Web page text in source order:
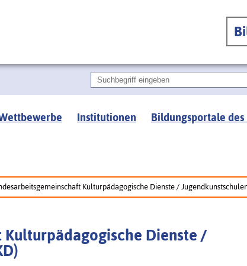
Institutionen Bildungsportale des
Kulturpädagogische Dienste /
Kulturpädagogische Dienste /